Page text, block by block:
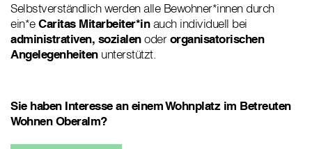
Selbstverständlich werden alle Bewohner*innen durch
ein*eCaritas Mitarbeiter*inauch individuell bei
administrativen, sozialenoderorganisatorischen
Angelegenheitenunterstützt.
Sie haben Interesse an einem Wohnplatz im Betreuten
Wohnen Oberalm?